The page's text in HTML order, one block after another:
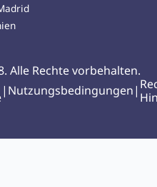
Alle Rechte vorbehalten.
| Nutzungsbedingungen|